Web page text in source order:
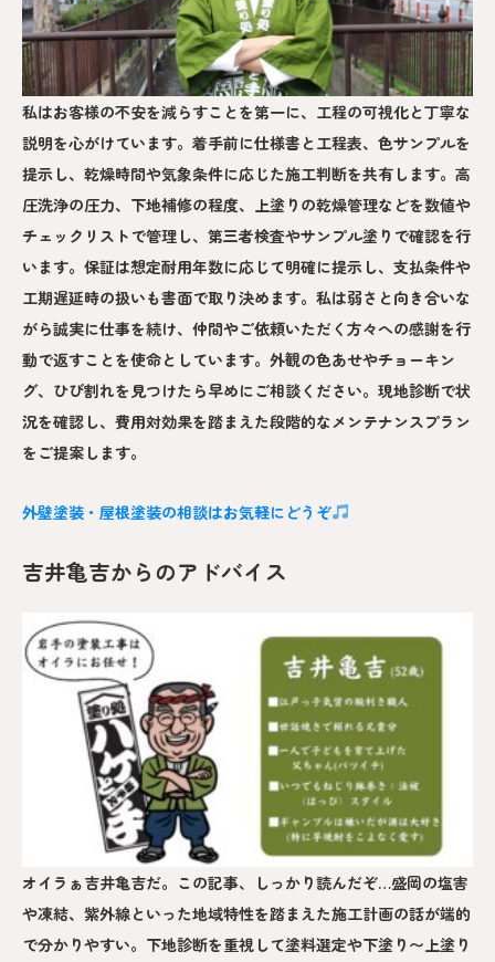
私はお客様の不安を減らすことを第一に、工程の可視化と丁寧な
説明を心がけています。着手前に仕様書と工程表、色サンプルを
提示し、乾燥時間や気象条件に応じた施工判断を共有します。高
圧洗浄の圧力、下地補修の程度、上塗りの乾燥管理などを数値や
チェックリストで管理し、第三者検査やサンプル塗りで確認を行
います。保証は想定耐用年数に応じて明確に提示し、支払条件や
工期遅延時の扱いも書面で取り決めます。私は弱さと向き合いな
がら誠実に仕事を続け、仲間やご依頼いただく方々への感謝を行
動で返すことを使命としています。外観の色あせやチョーキン
グ、ひび割れを見つけたら早めにご相談ください。現地診断で状
況を確認し、費用対効果を踏まえた段階的なメンテナンスプラン
をご提案します。
外壁塗装・屋根塗装の相談はお気軽にどうぞ
吉井亀吉からのアドバイス
オイラぁ吉井亀吉だ。この記事、しっかり読んだぞ…盛岡の塩害
や凍結、紫外線といった地域特性を踏まえた施工計画の話が端的
で分かりやすい。下地診断を重視して塗料選定や下塗り〜上塗り